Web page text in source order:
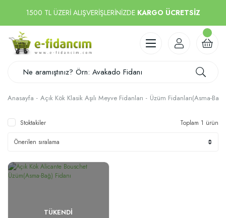
1500 TL ÜZERİ ALIŞVERİŞLERİNİZDE KARGO ÜCRETSİZ
Anasayfa Açık Kök Klasik Aşılı Meyve Fidanları Üzüm Fidanları(Asma-Bağ
Stoktakiler Toplam 1 ürün
TÜKENDI